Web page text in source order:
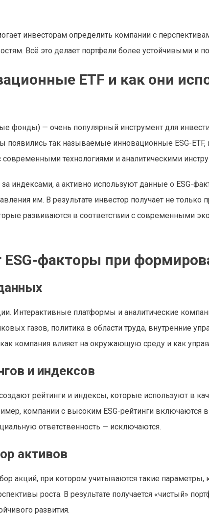
инвесторам определить компании с
Всё это делает портфели более устойчивыми и
ETF и как они
фонды) — очень популярный инструмент для
появились так называемые инновационные ESG-
современными технологиями и аналитическими
индексами, а активно используют данные о ESG-
им. В результате инвестор получает не
развиваются в соответствии с современными
ESG-факторы при
Интерактивные платформы и аналитические
газов, политика в области труда, внутренние
компания влияет на окружающую среду и как
и индексов
рейтинги и индексы, которые используют в
компании с высоким ESG-рейтинги включаются
ответственность — исключаются.
активов
акций, при котором учитываются такие параметры,
роста. В результате получается «чистый»
развития.